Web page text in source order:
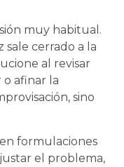
muy habitual.
sale cerrado a la
al revisar
afinar la
sino
formulaciones
el problema,